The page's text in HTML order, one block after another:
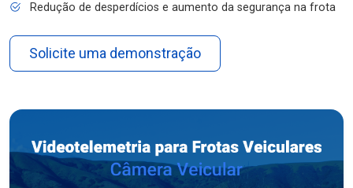
Redução de desperdícios e aumento da segurança na frota
Solicite uma demonstração